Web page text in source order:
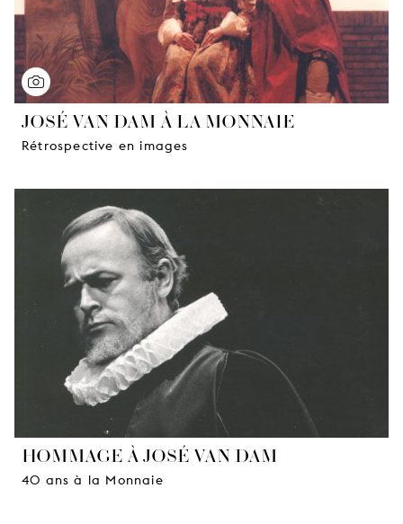
JOSÉ VAN DAM À LA MONNAIE
Rétrospective en images
HOMMAGE À JOSÉ VAN DAM
40 ans à la Monnaie